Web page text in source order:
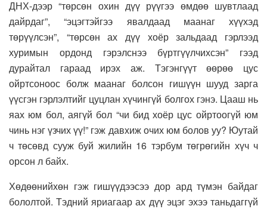
ДНХ-дээр “төрсөн охин дүү рүүгээ өмдөө шувтлаад
дайрдаг”, “эцэгтэйгээ явалдаад маанаг хүүхэд
төрүүлсэн”, “төрсөн ах дүү хоёр зальдаад гэрлээд
хуримын ордонд гэрэлснээ бүртгүүлчихсэн” гээд
дурайтал гараад ирэх аж. Тэгэнгүүт өөрөө цус
ойртсоноос болж маанаг болсон гишүүн шууд зарга
үүсгэн гэрлэлтийг цуцлан хүчингүй болгох гэнэ. Цааш нь
яах юм бол, аягүй бол “чи бид хоёр цус ойртоогүй юм
чинь нэг үзчих үү!” гэж давхиж очих юм болов уу? Юутай
ч төсөвд сууж буй жилийн 16 тэрбум төгрөгийн хүч ч
орсон л байх.
Хөдөөнийхөн гэж гишүүдээсээ дор ард түмэн байдаг
бололтой. Тэдний яриагаар ах дүү эцэг эхээ таньдаггүй